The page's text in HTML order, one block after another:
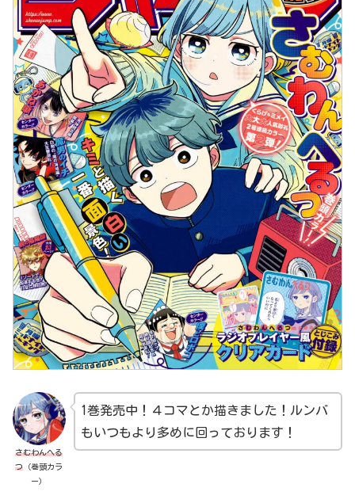
さむわんへる
つ （巻頭カラ
ー）
1巻発売中！４コマとか描きました！ルンバ
もいつもより多めに回っております！